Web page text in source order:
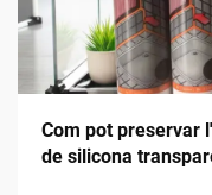
Com pot preservar
de silicona